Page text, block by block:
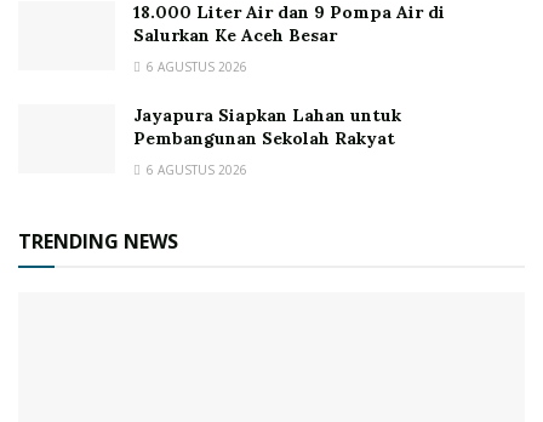
18.000 Liter Air dan 9 Pompa Air di
Salurkan Ke Aceh Besar
6 AGUSTUS 2026
Jayapura Siapkan Lahan untuk
Pembangunan Sekolah Rakyat
6 AGUSTUS 2026
TRENDING NEWS